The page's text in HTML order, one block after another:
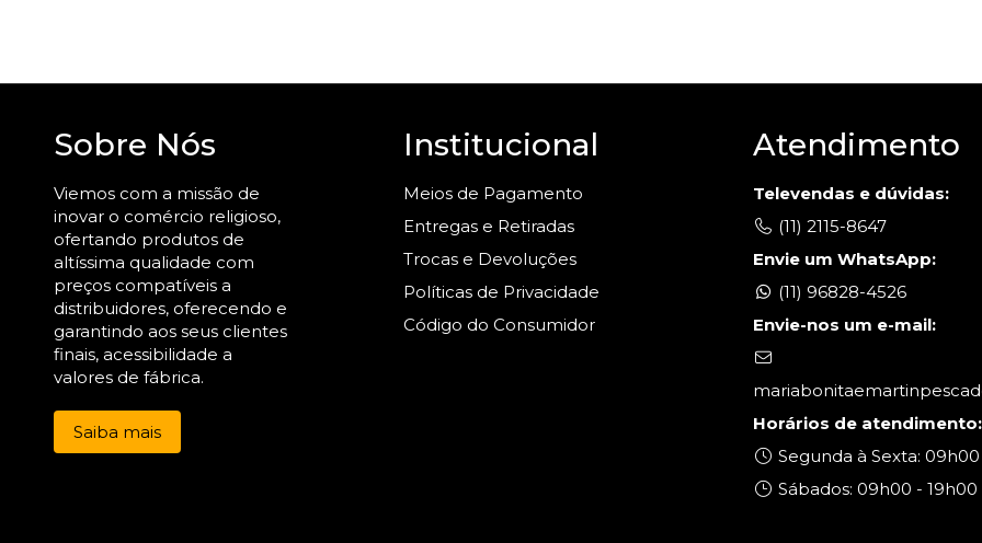
Sobre Nós
Viemos com a missão de
inovar o comércio religioso,
ofertando produtos de
altíssima qualidade com
preços compatíveis a
distribuidores, oferecendo e
garantindo aos seus clientes
finais, acessibilidade a
valores de fábrica.
Saiba mais
Institucional
Meios de Pagamento
Entregas e Retiradas
Trocas e Devoluções
Políticas de Privacidade
Código do Consumidor
Atendimento
Televendas e dúvidas:
(11) 2115-8647
Envie um WhatsApp:
(11) 96828-4526
Envie-nos um e-mail:
Horários de atendimento:
Segunda à Sexta: 09h00
Sábados: 09h00 - 19h00